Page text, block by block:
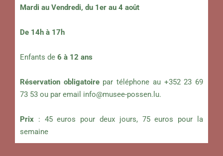
Mardi au Vendredi, du 1er au 4 août
De 14h à 17h
Enfants de 6 à 12 ans
Réservation obligatoirepar téléphone au +352 23 69
73 53 ou par email info@musee-possen.lu.
Prix : 45 euros pour deux jours, 75 euros pour la
semaine